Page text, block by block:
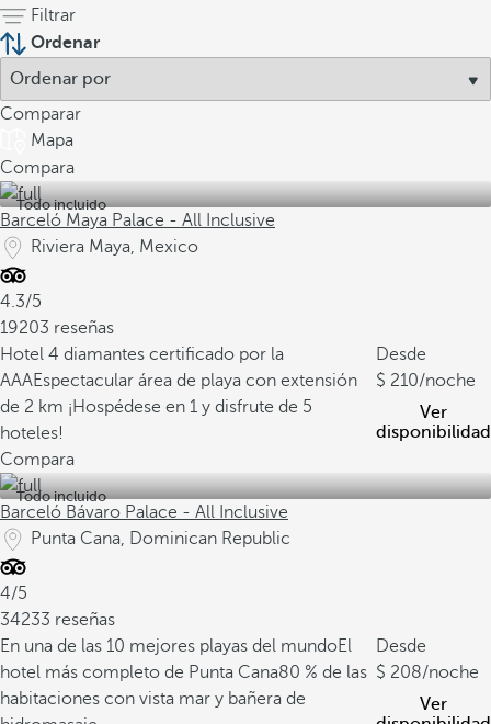
Filtrar
Ordenar
Comparar
Mapa
Compara
Todo incluido
Barceló Maya Palace - All Inclusive
Riviera Maya, Mexico
4.3/5
19203 reseñas
Hotel 4 diamantes certificado por la
AAAEspectacular área de playa con extensión
de 2 km ¡Hospédese en 1 y disfrute de 5
hoteles!
Desde
210/noche
Ver
disponibilidad
Compara
Todo incluido
Barceló Bávaro Palace - All Inclusive
Punta Cana, Dominican Republic
4/5
34233 reseñas
En una de las 10 mejores playas del mundoEl
hotel más completo de Punta Cana80 % de las
habitaciones con vista mar y bañera de
Desde
208/noche
Ver